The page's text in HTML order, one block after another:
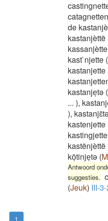
catagnetten
de
kastanjèttë
kassanjètte
kast`njette (
kastanjette
kastanjeͅtə (
... ),
),
kastenjette
kastingjette
kastënjèttë
kōͅtinjeͅtə (
Antwoord
suggesties.
(Jeuk) III-
1